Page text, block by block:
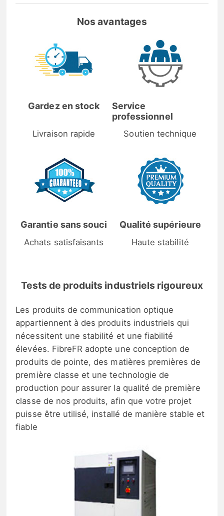
Nos avantages
Gardez en stock
Livraison rapide
Service
professionnel
Soutien technique
Garantie sans souci
Achats satisfaisants
Qualité supérieure
Haute stabilité
Tests de produits industriels rigoureux
Les produits de communication optique
appartiennent à des produits industriels qui
nécessitent une stabilité et une fiabilité
élevées. FibreFR adopte une conception de
produits de pointe, des matières premières de
première classe et une technologie de
production pour assurer la qualité de première
classe de nos produits, afin que votre projet
puisse être utilisé, installé de manière stable et
fiable